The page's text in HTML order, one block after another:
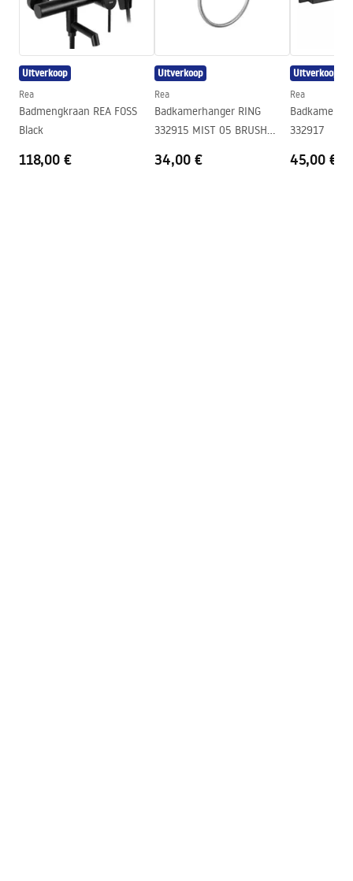
Breedte
635
Diepte
75mm
Serie
Duo
Garantie
24 maanden
Uitverkoop
Rea
Badmengkraan REA FOSS
Black
118,00 €
Uitverkoop
Rea
Badkamerhanger RING
332915 MIST 05 BRUSH
34,00 €
Uitverkoop
Rea
332917
45,00 €